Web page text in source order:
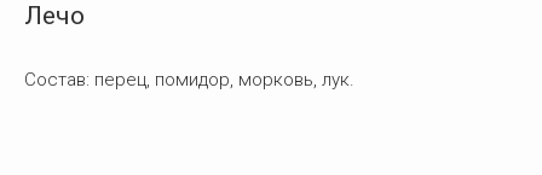
Лечо
Состав: перец, помидор, морковь, лук.